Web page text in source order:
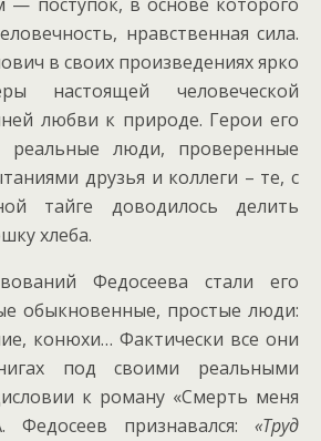
нравственная сила.
в своих произведениях ярко
настоящей человеческой
любви к природе. Герои его
реальные люди, проверенные
друзья и коллеги – те, с
тайге доводилось делить
хлеба.
Федосеева стали его
обыкновенные, простые люди:
конюхи… Фактически все они
под своими реальными
к роману «Смерть меня
признавался: «Труд